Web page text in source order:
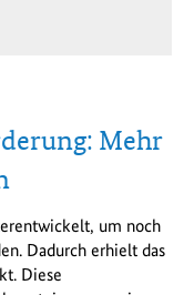
Mehr
um noch
Dadurch erhielt das
Diese